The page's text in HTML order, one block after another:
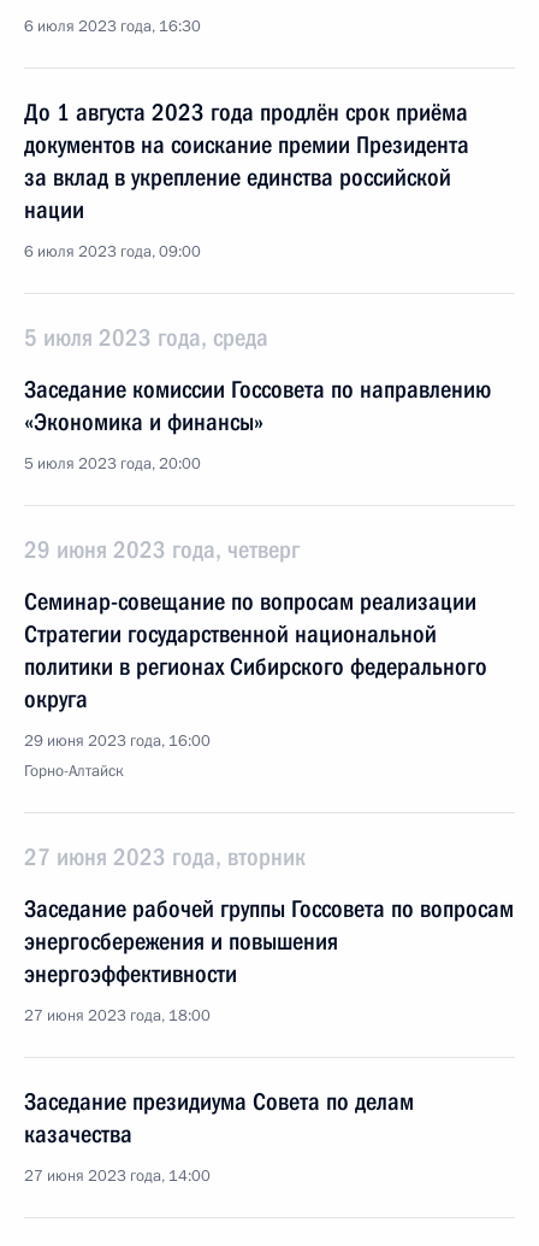
6 июля 2023 года, 16:30
До 1 августа 2023 года продлён срок приёма
документов на соискание премии Президента
за вклад в укрепление единства российской
нации
6 июля 2023 года, 09:00
5 июля 2023 года, среда
Заседание комиссии Госсовета по направлению
«Экономика и финансы»
5 июля 2023 года, 20:00
29 июня 2023 года, четверг
Семинар-совещание по вопросам реализации
Стратегии государственной национальной
политики в регионах Сибирского федерального
округа
29 июня 2023 года, 16:00
Горно-Алтайск
27 июня 2023 года, вторник
Заседание рабочей группы Госсовета по вопросам
энергосбережения и повышения
энергоэффективности
27 июня 2023 года, 18:00
Заседание президиума Совета по делам
казачества
27 июня 2023 года, 14:00